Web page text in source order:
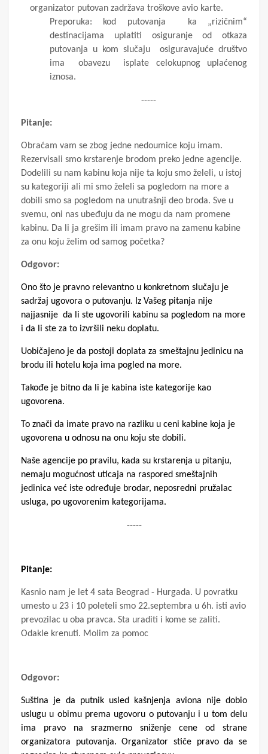
organizator putovan zadržava troškove avio karte.
Preporuka: kod putovanja ka „rizičnim“
destinacijama uplatiti osiguranje od otkaza
putovanja u kom slučaju osiguravajuće društvo
ima obavezu isplate celokupnog uplaćenog
iznosa.
-----
Pitanje:
Obraćam vam se zbog jedne nedoumice koju imam.
Rezervisali smo krstarenje brodom preko jedne agencije.
Dodelili su nam kabinu koja nije ta koju smo želeli, u istoj
su kategoriji ali mi smo želeli sa pogledom na more a
dobili smo sa pogledom na unutrašnji deo broda. Sve u
svemu, oni nas ubeđuju da ne mogu da nam promene
kabinu. Da li ja grešim ili imam pravo na zamenu kabine
za onu koju želim od samog početka?
Odgovor:
Ono što je pravno relevantno u konkretnom slučaju je
sadržaj ugovora o putovanju. Iz Vašeg pitanja nije
najjasnije da li ste ugovorili kabinu sa pogledom na more
i da li ste za to izvršili neku doplatu.
Uobičajeno je da postoji doplata za smeštajnu jedinicu na
brodu ili hotelu koja ima pogled na more.
Takođe je bitno da li je kabina iste kategorije kao
ugovorena.
To znači da imate pravo na razliku u ceni kabine koja je
ugovorena u odnosu na onu koju ste dobili.
Naše agencije po pravilu, kada su krstarenja u pitanju,
nemaju mogućnost uticaja na raspored smeštajnih
jedinica već iste određuje brodar, neposredni pružalac
usluga, po ugovorenim kategorijama.
-----
Pitanje:
Kasnio nam je let 4 sata Beograd - Hurgada. U povratku
umesto u 23 i 10 poleteli smo 22.septembra u 6h. isti avio
prevozilac u oba pravca. Sta uraditi i kome se zaliti.
Odakle krenuti. Molim za pomoc
Odgovor:
Suština je da putnik usled kašnjenja aviona nije dobio
uslugu u obimu prema ugovoru o putovanju i u tom delu
ima pravo na srazmerno sniženje cene od strane
organizatora putovanja. Organizator stiče pravo da se